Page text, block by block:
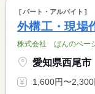
パート・アルバイト
外構工・現場
株式会社 ばんのベー
愛知県西尾市
1,600円〜2,300円 ※フルタイ